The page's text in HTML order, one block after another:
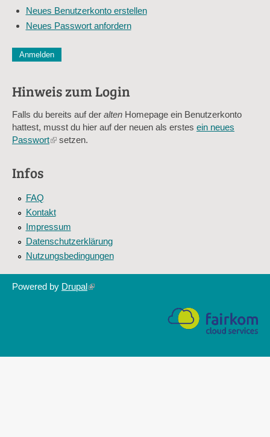
Adresse
Neues Benutzerkonto erstellen
Neues Passwort anfordern
Diese Sicherheitsfrage überprüft, ob Sie ein menschlicher
Sag mir nicht, wie viele Sternlein stehen
Hinweis zum Login
Falls du bereits auf der alten Homepage ein Benutzerkonto
hattest, musst du hier auf der neuen als erstes ein neues
Passwort(linksetzen.
Infos
FAQ
Kontakt
Impressum
Datenschutzerklärung
Nutzungsbedingungen
Powered by Drupal(link